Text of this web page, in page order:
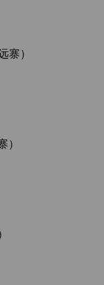
寨）